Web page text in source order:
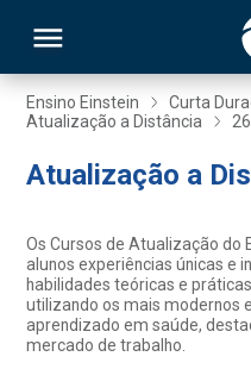
Ensino Einstein Curta
Atualização a Distância
Atualização a
Os Cursos de Atualização do
alunos experiências únicas e
habilidades teóricas e
utilizando os mais modernos
aprendizado em saúde,
mercado de trabalho.